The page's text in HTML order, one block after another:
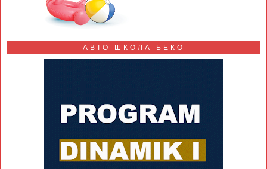
АВТО ШКОЛА БЕКО